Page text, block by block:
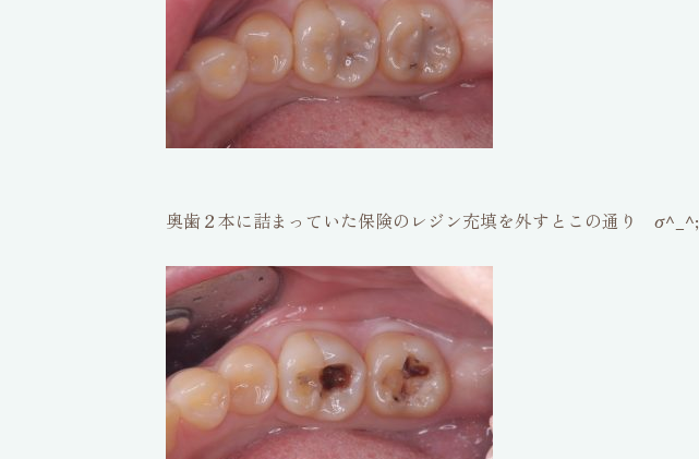
奥歯２本に詰まっていた保険のレジン充填を外すとこの通り σ^_^;